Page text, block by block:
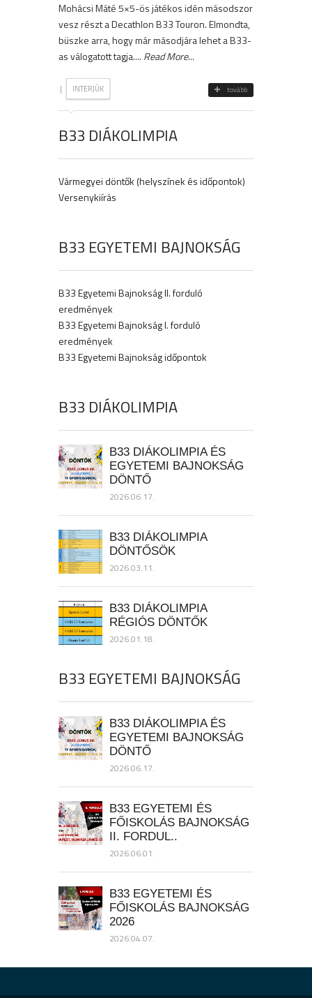
Mohácsi Máté 5×5-ös játékos idén másodszor
vesz részt a Decathlon B33 Touron. Elmondta,
büszke arra, hogy már másodjára lehet a B33-
as válogatott tagja.... Read More...
| INTERJÚK tovább
B33 DIÁKOLIMPIA
Vármegyei döntők (helyszínek és időpontok)
Versenykiírás
B33 EGYETEMI BAJNOKSÁG
B33 Egyetemi Bajnokság II. forduló
eredmények
B33 Egyetemi Bajnokság I. forduló
eredmények
B33 Egyetemi Bajnokság időpontok
B33 DIÁKOLIMPIA
B33 DIÁKOLIMPIA ÉS
EGYETEMI BAJNOKSÁG
DÖNTŐ
2026.06.17.
B33 DIÁKOLIMPIA
DÖNTŐSÖK
2026.03.11.
B33 DIÁKOLIMPIA
RÉGIÓS DÖNTŐK
2026.01.18.
B33 EGYETEMI BAJNOKSÁG
B33 DIÁKOLIMPIA ÉS
EGYETEMI BAJNOKSÁG
DÖNTŐ
2026.06.17.
B33 EGYETEMI ÉS
FŐISKOLÁS BAJNOKSÁG
II. FORDUL..
2026.06.01.
B33 EGYETEMI ÉS
FŐISKOLÁS BAJNOKSÁG
2026
2026.04.07.